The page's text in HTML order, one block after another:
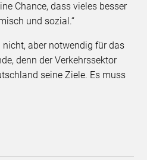
Chance, dass vieles besser
und sozial.“
nicht, aber notwendig für das
denn der Verkehrssektor
seine Ziele. Es muss